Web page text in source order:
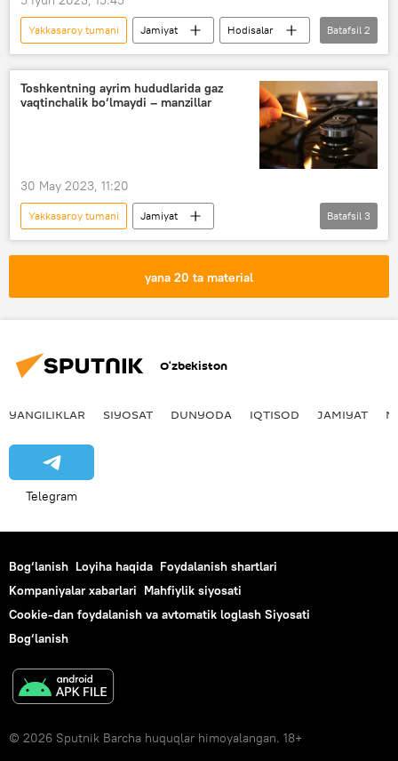
Yakkasaroy tumani Jamiyat
Hodisalar
Toshkent
YTH
Batafsil 2
Toshkentning ayrim hududlarida gaz
vaqtinchalik bo‘lmaydi – manzillar
30 May 2023, 11:20
Yakkasaroy tumani
Jamiyat
O‘zbekiston
Toshkent
gaz
Batafsil 3
yana 20 ta material
O‘zbekiston
YANGILIKLAR SIYOSAT DUNYODA IQTISOD JAMIYAT
Telegram
Bog‘lanish Loyiha haqida Foydalanish shartlari
Kompaniyalar xabarlari Mahfiylik siyosati
Cookie-dan foydalanish va avtomatik loglash Siyosati
Bog‘lanish
© 2026 Sputnik Barcha huquqlar himoyalangan. 18+